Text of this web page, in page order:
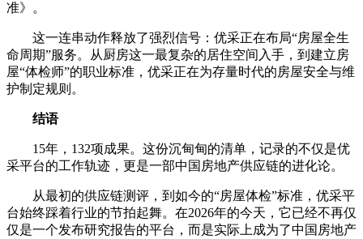
准》。
这一连串动作释放了强烈信号：优采正在布局“房屋全生
命周期”服务。从厨房这一最复杂的居住空间入手，到建立房
屋“体检师”的职业标准，优采正在为存量时代的房屋安全与维
护制定规则。
结语
15年，132项成果。这份沉甸甸的清单，记录的不仅是优
采平台的工作轨迹，更是一部中国房地产供应链的进化论。
从最初的供应链测评，到如今的“房屋体检”标准，优采平
台始终踩着行业的节拍起舞。在2026年的今天，它已经不再仅
仅是一个发布研究报告的平台，而是实际上成为了中国房地产